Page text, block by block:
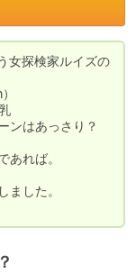
女探検家ルイズの
はあっさり？
れば。
ました。